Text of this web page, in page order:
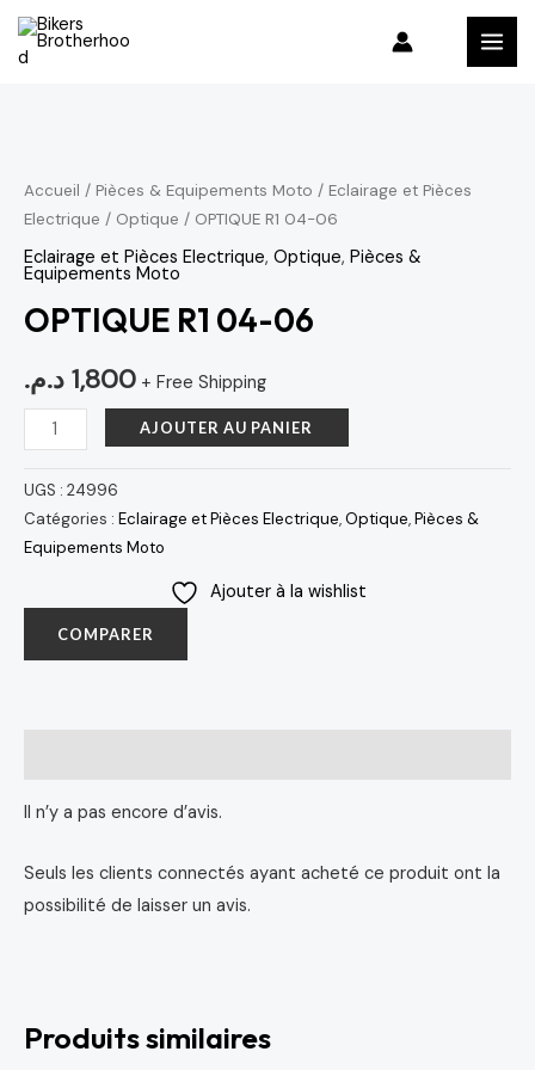
Aller
Accueil / Pièces & Equipements Moto / Eclairage et Pièces
Electrique / Optique / OPTIQUE R1 04-06
Eclairage et Pièces Electrique, Optique, Pièces &
Equipements Moto
OPTIQUE R1 04-06
1,800 د.م. + Free Shipping
OPTIQUE
R1
04-
06
AJOUTER AU PANIER
UGS : 24996
Catégories : Eclairage et Pièces Electrique,Optique,Pièces &
Equipements Moto
Ajouter à la wishlist
COMPARER
Il n’y a pas encore d’avis.
Seuls les clients connectés ayant acheté ce produit ont la
possibilité de laisser un avis.
Produits similaires